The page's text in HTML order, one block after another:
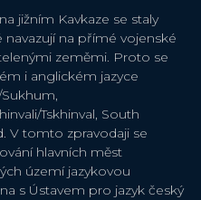
jižním Kavkaze se staly
na přímé vojenské
zeměmi. Proto se
i anglickém jazyce
Tskhinval, South
V tomto zpravodaji se
hlavních měst
území jazykovou
s Ústavem pro jazyk český